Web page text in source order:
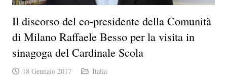
Il discorso del co-presidente della Comunità
di Milano Raffaele Besso per la visita in
sinagoga del Cardinale Scola
18 Gennaio 2017 Italia